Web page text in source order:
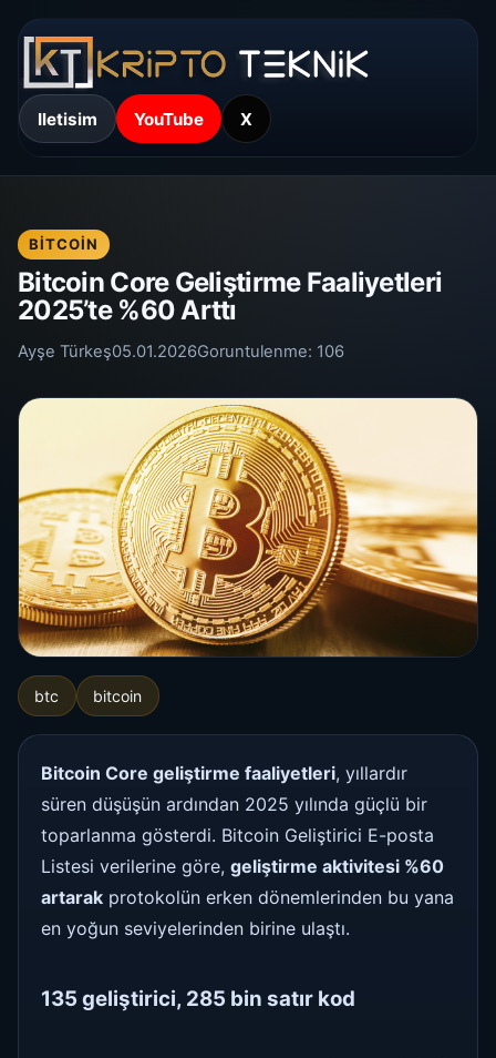
Iletisim YouTube X
BITCOIN
Bitcoin Core Geliştirme Faaliyetleri
2025’te %60 Arttı
Ayşe Türkeş05.01.2026Goruntulenme: 106
btc bitcoin
Bitcoin Core geliştirme faaliyetleri, yıllardır
süren düşüşün ardından 2025 yılında güçlü bir
toparlanma gösterdi. Bitcoin Geliştirici E-posta
Listesi verilerine göre, geliştirme aktivitesi %60
artarak protokolün erken dönemlerinden bu yana
en yoğun seviyelerinden birine ulaştı.
135 geliştirici, 285 bin satır kod